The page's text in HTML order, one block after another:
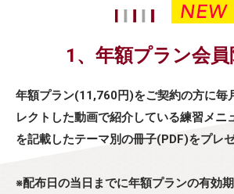
1、年額プラン会員
年額プラン(11,760円)をご契約の方に毎
レクトした動画で紹介している練習メニ
を記載したテーマ別の冊子(PDF)をプレゼ
※配布日の当日までに年額プランの有効